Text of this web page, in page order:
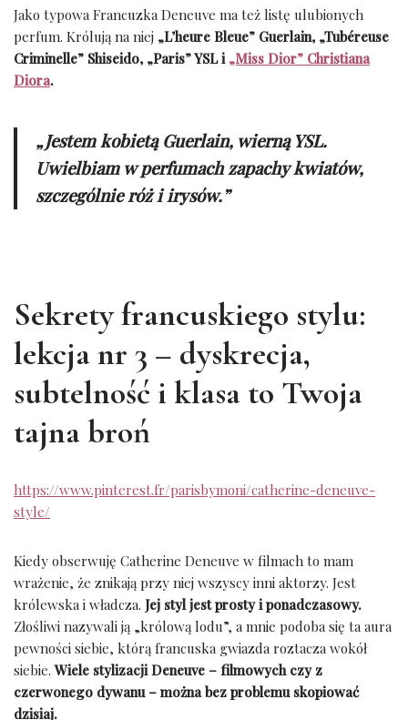
Jako typowa Francuzka Deneuve ma też listę ulubionych
perfum. Królują na niej „L’heure Bleue” Guerlain, „Tubéreuse
Criminelle” Shiseido, „Paris” YSL i „Miss Dior” Christiana
Diora.
„Jestem kobietą Guerlain, wierną YSL.
Uwielbiam w perfumach zapachy kwiatów,
szczególnie róż i irysów.”
Sekrety francuskiego stylu:
lekcja nr 3 – dyskrecja,
subtelność i klasa to Twoja
tajna broń
https://www.pinterest.fr/parisbymoni/catherine-deneuve-
style/
Kiedy obserwuję Catherine Deneuve w filmach to mam
wrażenie, że znikają przy niej wszyscy inni aktorzy. Jest
królewska i władcza. Jej styl jest prosty i ponadczasowy.
Złośliwi nazywali ją „królową lodu”, a mnie podoba się ta aura
pewności siebie, którą francuska gwiazda roztacza wokół
siebie. Wiele stylizacji Deneuve – filmowych czy z
czerwonego dywanu – można bez problemu skopiować
dzisiaj.